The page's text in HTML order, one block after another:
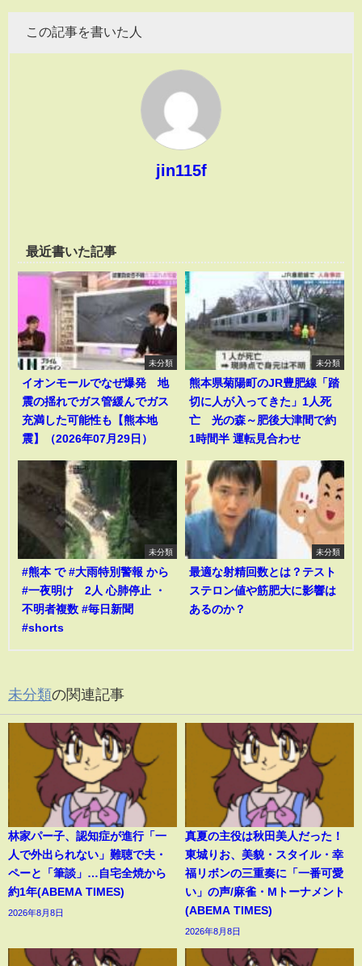
この記事を書いた人
jin115f
最近書いた記事
未分類
イオンモールでなぜ爆発 地
震の揺れでガス管緩んでガス
充満した可能性も【熊本地
震】（2026年07月29日）
未分類
熊本県菊陽町のJR豊肥線「踏
切に人が入ってきた」1人死
亡 光の森～肥後大津間で約
1時間半 運転見合わせ
未分類
#熊本 で #大雨特別警報 から
#一夜明け 2人 心肺停止 ・
不明者複数 #毎日新聞
#shorts
未分類
最適な射精回数とは？テスト
ステロン値や筋肥大に影響は
あるのか？
未分類の関連記事
林家パー子、認知症が進行「一
人で外出られない」難聴で夫・
ペーと「筆談」…自宅全焼から
約1年(ABEMA TIMES)
2026年8月8日
真夏の主役は秋田美人だった！
東城りお、美貌・スタイル・幸
福リボンの三重奏に「一番可愛
い」の声/麻雀・Mトーナメント
(ABEMA TIMES)
2026年8月8日